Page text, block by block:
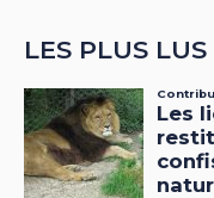
LES PLUS